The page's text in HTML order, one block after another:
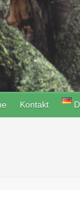
Kontakt